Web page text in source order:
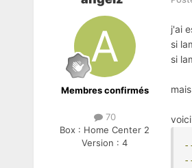
Membres confirmés
70
Box : Home Center 2
Version :4
j'ai
si
si